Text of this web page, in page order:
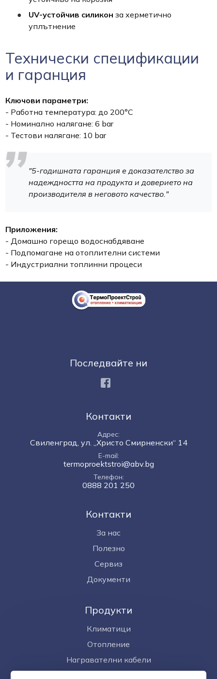
UV-устойчив силикон за херметично
уплътнение
Технически спецификации
и гаранция
Ключови параметри:
- Работна температура: до 200°C
- Номинално налягане: 6 bar
- Тестови налягане: 10 bar
"5-годишната гаранция е доказателство за
надеждността на продукта и доверието на
производителя в неговото качество."
Приложения:
- Домашно горещо водоснабдяване
- Подпомагане на отоплителни системи
- Индустриални топлинни процеси
Контакти
За нас
Полезно
Сервиз
Документи
Продукти
Климатици
Отопление
Награвателни кабели
Контакти
Адрес
Свиленград, ул. „Христо Смирненски“ 14
E-mail
termoproektstroi@abv.bg
Телефон
0888 201 250
Последвайте ни